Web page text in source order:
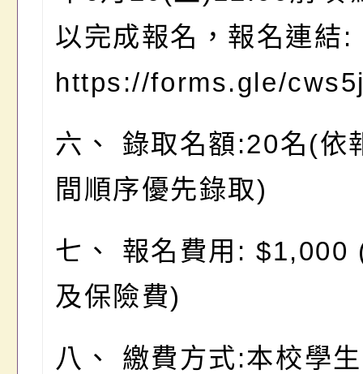
以完成報名，報名連結:
https://forms.gle/
六、 錄取名額:20名(依
間順序優先錄取)
七、 報名費用: $1,000
及保險費)
八、 繳費方式:本校學